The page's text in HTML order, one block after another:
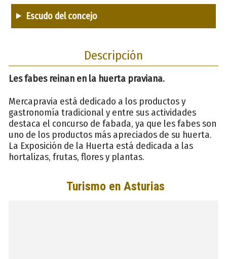
Escudo del concejo
Descripción
Les fabes reinan en la huerta praviana.
Mercapravia está dedicado a los productos y
gastronomía tradicional y entre sus actividades
destaca el concurso de fabada, ya que les fabes son
uno de los productos más apreciados de su huerta.
La Exposición de la Huerta está dedicada a las
hortalizas, frutas, flores y plantas.